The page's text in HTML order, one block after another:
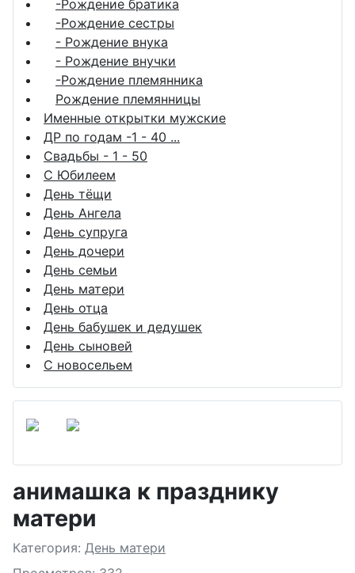
-Рождение братика
-Рождение сестры
- Рождение внука
- Рождение внучки
-Рождение племянника
Рождение племянницы
Именные открытки мужские
ДР по годам -1 - 40 ...
Свадьбы - 1 - 50
С Юбилеем
День тёщи
День Ангела
День супруга
День дочери
День семьи
День матери
День отца
День бабушек и дедушек
День сыновей
С новосельем
анимашка к празднику
матери
Подробности
Категория: День матери